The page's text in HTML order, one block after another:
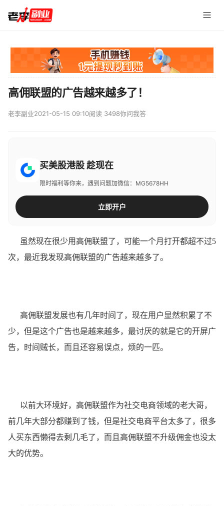
高佣联盟的广告越来越多了！
老李副业2021-05-15 09:10阅读 3498你问我答
买美股港股 趁现在
限时福利等你来，遇到问题加微信：MG5678HH
立即开户
虽然现在很少用高佣联盟了，可能一个月打开都超不过5
次，最近我发现高佣联盟的广告越来越多了。
高佣联盟发展也有几年时间了，现在用户显然积累了不
少，但是这个广告也是越来越多，最讨厌的就是它的开屏广
告，时间贼长，而且还容易误点，烦的一匹。
以前大环境好，高佣联盟作为社交电商领域的老大哥，
前几年大部分都赚到了钱，但是社交电商平台太多了，很多
人买东西懒得去剩几毛了，而且高佣联盟不升级佣金也没太
大的优势。